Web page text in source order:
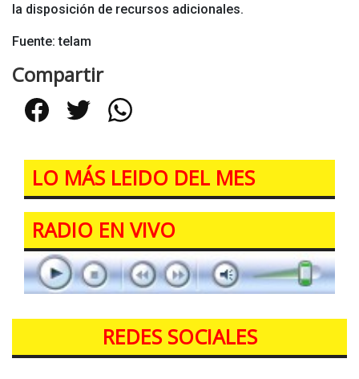
la disposición de recursos adicionales.
Fuente: telam
Compartir
FacebookTwitterWhatsApp
LO MÁS LEIDO DEL MES
RADIO EN VIVO
REDES SOCIALES